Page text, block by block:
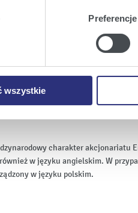
ustawienia
, możecie Państwo
wszystkie
, odmawiacie
do prawidłowego
Preferencje
wszystkie
charakter akcjonariatu
w języku angielskim. W
w języku polskim.